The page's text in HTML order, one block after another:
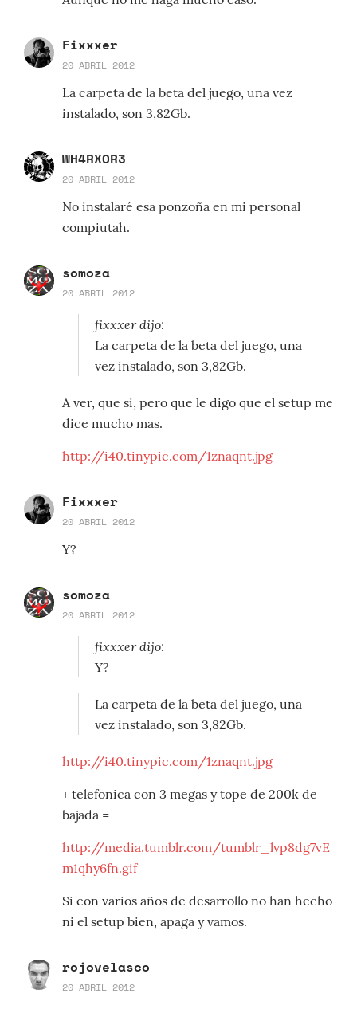
Fixxxer
20 ABRIL 2012
La carpeta de la beta del juego, una vez
instalado, son 3,82Gb.
WH4RXOR3
20 ABRIL 2012
No instalaré esa ponzoña en mi personal
compiutah.
somoza
20 ABRIL 2012
fixxxer dijo:
La carpeta de la beta del juego, una
vez instalado, son 3,82Gb.
A ver, que si, pero que le digo que el setup me
dice mucho mas.
http://i40.tinypic.com/1znaqnt.jpg
Fixxxer
20 ABRIL 2012
Y?
somoza
20 ABRIL 2012
fixxxer dijo:
Y?
La carpeta de la beta del juego, una
vez instalado, son 3,82Gb.
http://i40.tinypic.com/1znaqnt.jpg
+ telefonica con 3 megas y tope de 200k de
bajada =
http://media.tumblr.com/tumblr_lvp8dg7vE
m1qhy6fn.gif
Si con varios años de desarrollo no han hecho
ni el setup bien, apaga y vamos.
rojovelasco
20 ABRIL 2012